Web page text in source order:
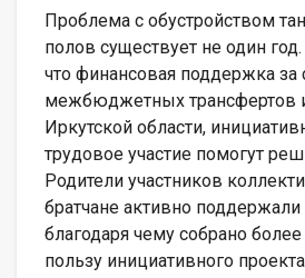
Проблема с обустройством
полов существует не один
что финансовая поддержка за
межбюджетных трансфертов
Иркутской области,
трудовое участие помогут
Родители участников
братчане активно поддержали
благодаря чему собрано
пользу инициативного